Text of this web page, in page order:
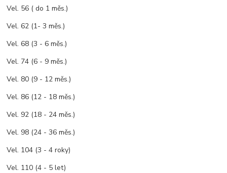
Vel. 56 ( do 1 měs.)
Vel. 62 (1- 3 měs.)
Vel. 68 (3 - 6 měs.)
Vel. 74 (6 - 9 měs.)
Vel. 80 (9 - 12 měs.)
Vel. 86 (12 - 18 měs.)
Vel. 92 (18 - 24 měs.)
Vel. 98 (24 - 36 měs.)
Vel. 104 (3 - 4 roky)
Vel. 110 (4 - 5 let)